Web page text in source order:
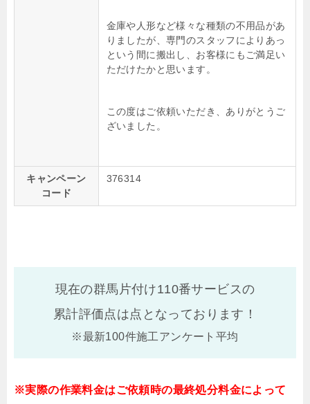
金庫や人形など様々な種類の不用品があ
りましたが、専門のスタッフによりあっ
という間に搬出し、お客様にもご満足い
ただけたかと思います。
この度はご依頼いただき、ありがとうご
ざいました。
キャンペーン
コード
376314
現在の群馬片付け110番サービスの
累計評価点は点となっております！
※最新100件施工アンケート平均
※実際の作業料金はご依頼時の最終処分料金によって